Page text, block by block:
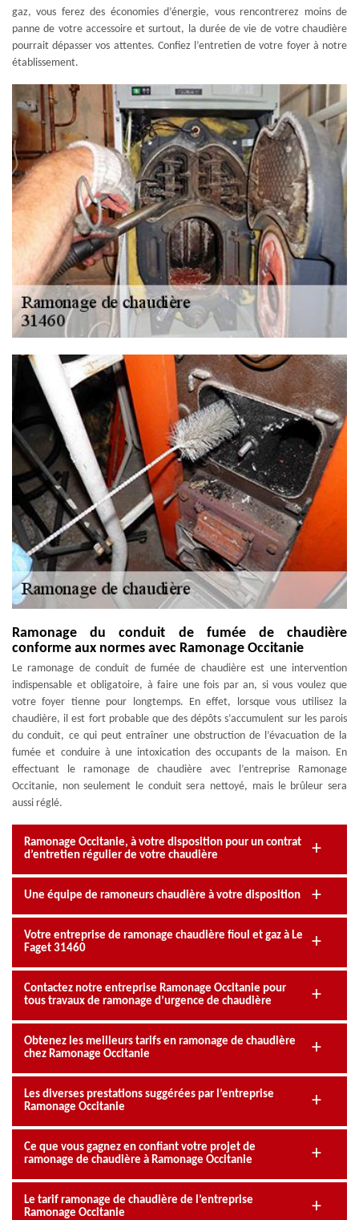
gaz, vous ferez des économies d’énergie, vous rencontrerez moins de
panne de votre accessoire et surtout, la durée de vie de votre chaudière
pourrait dépasser vos attentes. Confiez l’entretien de votre foyer à notre
établissement.
Ramonage du conduit de fumée de chaudière
conforme aux normes avec Ramonage Occitanie
Le ramonage de conduit de fumée de chaudière est une intervention
indispensable et obligatoire, à faire une fois par an, si vous voulez que
votre foyer tienne pour longtemps. En effet, lorsque vous utilisez la
chaudière, il est fort probable que des dépôts s’accumulent sur les parois
du conduit, ce qui peut entraîner une obstruction de l’évacuation de la
fumée et conduire à une intoxication des occupants de la maison. En
effectuant le ramonage de chaudière avec l’entreprise Ramonage
Occitanie, non seulement le conduit sera nettoyé, mais le brûleur sera
aussi réglé.
Ramonage Occitanie, à votre disposition pour un contrat
d’entretien régulier de votre chaudière
Une équipe de ramoneurs chaudière à votre disposition
Votre entreprise de ramonage chaudière fioul et gaz à Le
Faget 31460
Contactez notre entreprise Ramonage Occitanie pour
tous travaux de ramonage d’urgence de chaudière
Obtenez les meilleurs tarifs en ramonage de chaudière
chez Ramonage Occitanie
Les diverses prestations suggérées par l’entreprise
Ramonage Occitanie
Ce que vous gagnez en confiant votre projet de
ramonage de chaudière à Ramonage Occitanie
Le tarif ramonage de chaudière de l’entreprise
Ramonage Occitanie